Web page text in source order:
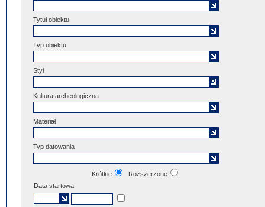
Tytuł obiektu
Typ obiektu
Styl
Kultura archeologiczna
Materiał
Typ datowania
Krótkie
Rozszerzone
Data startowa